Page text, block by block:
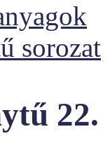
sorozat
22.